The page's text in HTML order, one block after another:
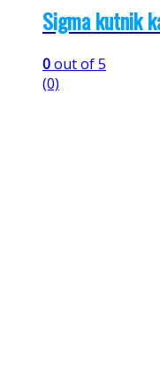
Sigma kutnik
0out of 5
(0)